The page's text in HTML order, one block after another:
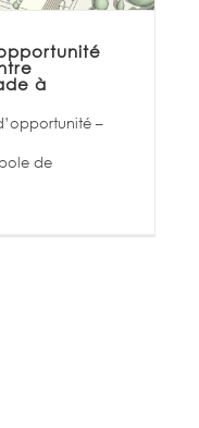
à
–
de